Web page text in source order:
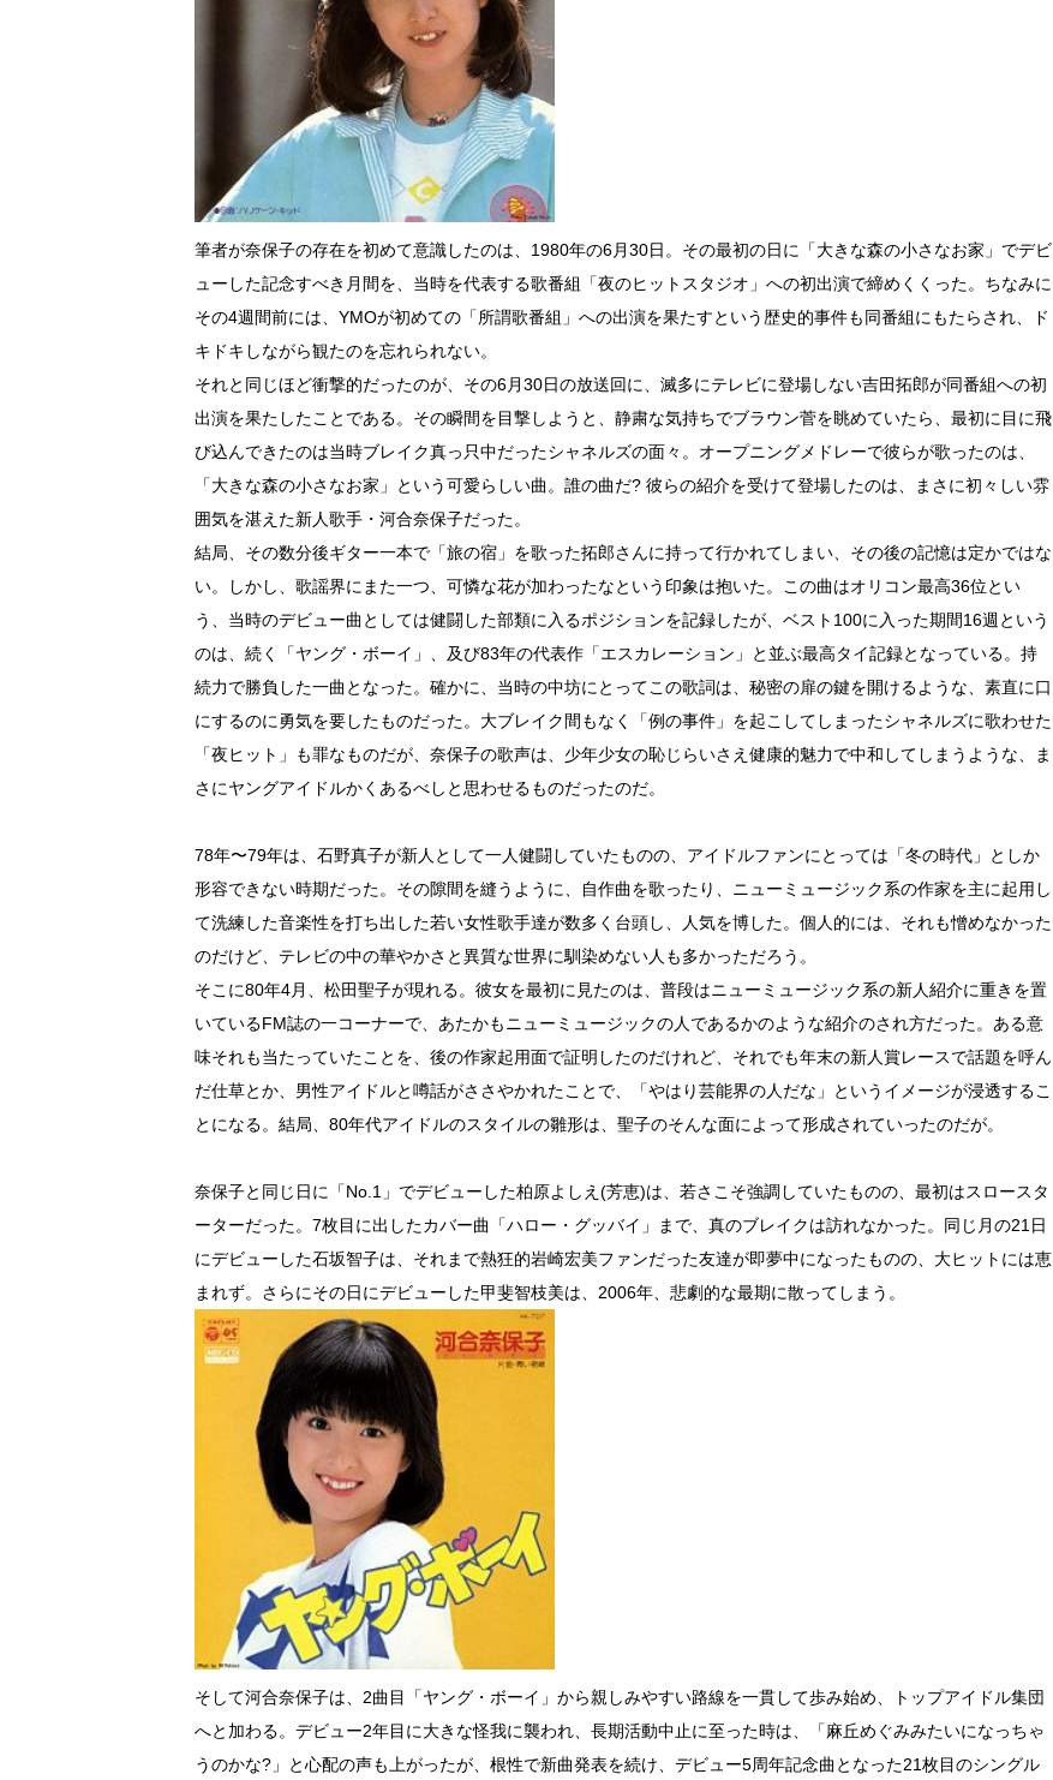
筆者が奈保子の存在を初めて意識したのは、1980年の6月30日。その最初の日に「大きな森の小さなお家」でデビ
ューした記念すべき月間を、当時を代表する歌番組「夜のヒットスタジオ」への初出演で締めくくった。ちなみに
その4週間前には、YMOが初めての「所謂歌番組」への出演を果たすという歴史的事件も同番組にもたらされ、ド
キドキしながら観たのを忘れられない。
それと同じほど衝撃的だったのが、その6月30日の放送回に、滅多にテレビに登場しない吉田拓郎が同番組への初
出演を果たしたことである。その瞬間を目撃しようと、静粛な気持ちでブラウン菅を眺めていたら、最初に目に飛
び込んできたのは当時ブレイク真っ只中だったシャネルズの面々。オープニングメドレーで彼らが歌ったのは、
「大きな森の小さなお家」という可愛らしい曲。誰の曲だ? 彼らの紹介を受けて登場したのは、まさに初々しい雰
囲気を湛えた新人歌手・河合奈保子だった。
結局、その数分後ギター一本で「旅の宿」を歌った拓郎さんに持って行かれてしまい、その後の記憶は定かではな
い。しかし、歌謡界にまた一つ、可憐な花が加わったなという印象は抱いた。この曲はオリコン最高36位とい
う、当時のデビュー曲としては健闘した部類に入るポジションを記録したが、ベスト100に入った期間16週という
のは、続く「ヤング・ボーイ」、及び83年の代表作「エスカレーション」と並ぶ最高タイ記録となっている。持
続力で勝負した一曲となった。確かに、当時の中坊にとってこの歌詞は、秘密の扉の鍵を開けるような、素直に口
にするのに勇気を要したものだった。大ブレイク間もなく「例の事件」を起こしてしまったシャネルズに歌わせた
「夜ヒット」も罪なものだが、奈保子の歌声は、少年少女の恥じらいさえ健康的魅力で中和してしまうような、ま
さにヤングアイドルかくあるべしと思わせるものだったのだ。
78年〜79年は、石野真子が新人として一人健闘していたものの、アイドルファンにとっては「冬の時代」としか
形容できない時期だった。その隙間を縫うように、自作曲を歌ったり、ニューミュージック系の作家を主に起用し
て洗練した音楽性を打ち出した若い女性歌手達が数多く台頭し、人気を博した。個人的には、それも憎めなかった
のだけど、テレビの中の華やかさと異質な世界に馴染めない人も多かっただろう。
そこに80年4月、松田聖子が現れる。彼女を最初に見たのは、普段はニューミュージック系の新人紹介に重きを置
いているFM誌の一コーナーで、あたかもニューミュージックの人であるかのような紹介のされ方だった。ある意
味それも当たっていたことを、後の作家起用面で証明したのだけれど、それでも年末の新人賞レースで話題を呼ん
だ仕草とか、男性アイドルと噂話がささやかれたことで、「やはり芸能界の人だな」というイメージが浸透するこ
とになる。結局、80年代アイドルのスタイルの雛形は、聖子のそんな面によって形成されていったのだが。
奈保子と同じ日に「No.1」でデビューした柏原よしえ(芳恵)は、若さこそ強調していたものの、最初はスロースタ
ーターだった。7枚目に出したカバー曲「ハロー・グッバイ」まで、真のブレイクは訪れなかった。同じ月の21日
にデビューした石坂智子は、それまで熱狂的岩崎宏美ファンだった友達が即夢中になったものの、大ヒットには恵
まれず。さらにその日にデビューした甲斐智枝美は、2006年、悲劇的な最期に散ってしまう。
そして河合奈保子は、2曲目「ヤング・ボーイ」から親しみやすい路線を一貫して歩み始め、トップアイドル集団
へと加わる。デビュー2年目に大きな怪我に襲われ、長期活動中止に至った時は、「麻丘めぐみみたいになっちゃ
うのかな?」と心配の声も上がったが、根性で新曲発表を続け、デビュー5周年記念曲となった21枚目のシングル